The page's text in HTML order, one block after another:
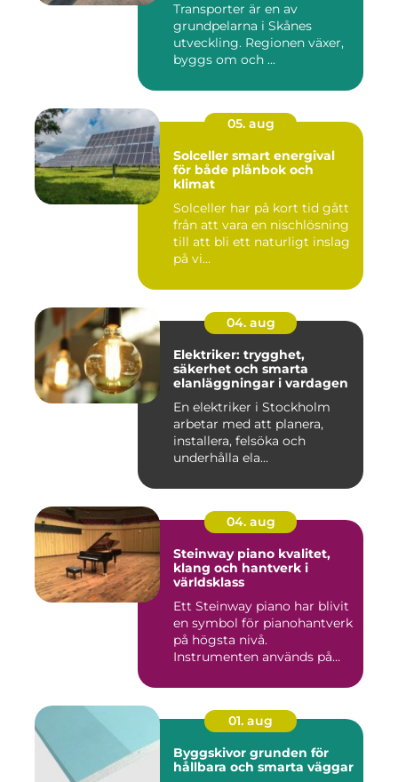
Transporter är en av
grundpelarna i Skånes
utveckling. Regionen växer,
byggs om och ...
05. aug
Solceller smart energival
för både plånbok och
klimat
Solceller har på kort tid gått
från att vara en nischlösning
till att bli ett naturligt inslag
på vi...
04. aug
Elektriker: trygghet,
säkerhet och smarta
elanläggningar i vardagen
En elektriker i Stockholm
arbetar med att planera,
installera, felsöka och
underhålla ela...
04. aug
Steinway piano kvalitet,
klang och hantverk i
världsklass
Ett Steinway piano har blivit
en symbol för pianohantverk
på högsta nivå.
Instrumenten används på
01. aug
Byggskivor grunden för
hållbara och smarta väggar